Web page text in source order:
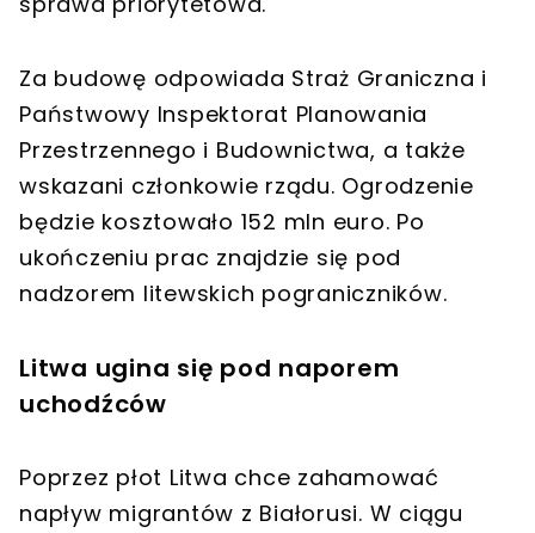
Za budowę odpowiada Straż Graniczna i
Państwowy Inspektorat Planowania
Przestrzennego i Budownictwa, a także
wskazani członkowie rządu. Ogrodzenie
będzie kosztowało 152 mln euro. Po
ukończeniu prac znajdzie się pod
nadzorem litewskich pograniczników.
Litwa ugina się pod naporem
uchodźców
Poprzez płot Litwa chce zahamować
napływ migrantów z Białorusi. W ciągu